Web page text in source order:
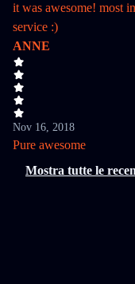
it was awesome! most
service :)
ANNE
Nov 16, 2018
Pure awesome
Mostra tutte le